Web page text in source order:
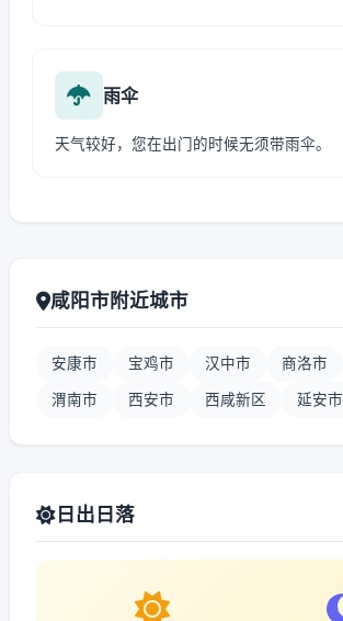
雨伞
天气较好，您在出门的时候无须带雨伞。
咸阳市附近城市
安康市 宝鸡市 汉中市 商洛市
渭南市 西安市 西咸新区 延安市
日出日落